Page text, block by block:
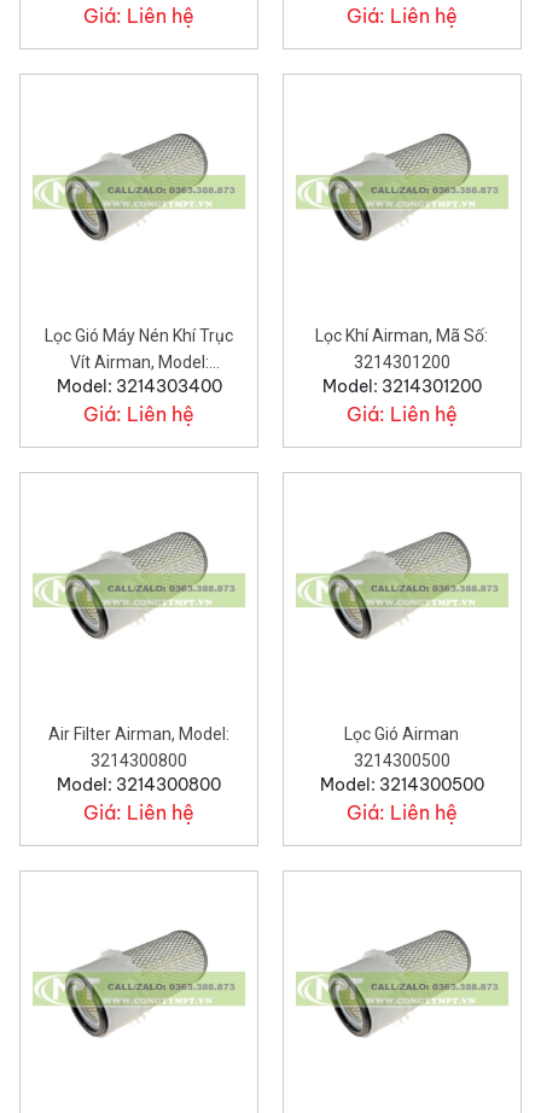
Giá: Liên hệ Giá: Liên hệ
Lọc Gió Máy Nén Khí Trục
Vít Airman, Model:
3214303400
Model: 3214303400
Giá: Liên hệ
Lọc Khí Airman, Mã Số:
3214301200
Model: 3214301200
Giá: Liên hệ
Air Filter Airman, Model:
3214300800
Model: 3214300800
Giá: Liên hệ
Lọc Gió Airman
3214300500
Model: 3214300500
Giá: Liên hệ